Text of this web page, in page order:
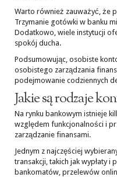
Warto również zauważyć, że
Trzymanie gotówki w banku
Dodatkowo, wiele instytucji
spokój ducha.
Podsumowując, osobiste
osobistego zarządzania
podejmowanie codziennych
Jakie są rodzaje
Na rynku bankowym istnieje
względem funkcjonalności i
zarządzanie finansami.
Jednym z najczęściej
transakcji, takich jak wypłaty
bankomatów, przelewów